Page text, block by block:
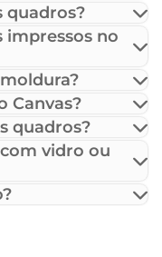
quadros?
impressos no
Canvas?
quadros?
vidro ou